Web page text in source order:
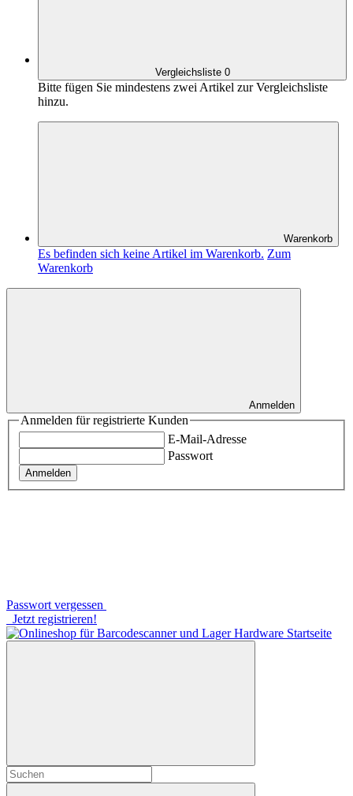
Vergleichsliste 0
Bitte fügen Sie mindestens zwei Artikel zur Vergleichsliste
hinzu.
Warenkorb
Es befinden sich keine Artikel im Warenkorb. Zum
Warenkorb
Anmelden
Anmelden für registrierte Kunden
E-Mail-Adresse
Passwort
Anmelden
Passwort vergessen
Jetzt registrieren!